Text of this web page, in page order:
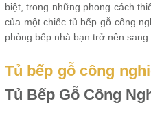
biệt, trong những phong cách
của một chiếc tủ bếp gỗ công
phòng bếp nhà bạn trở nên sang
Tủ bếp gỗ công
Tủ Bếp Gỗ Công